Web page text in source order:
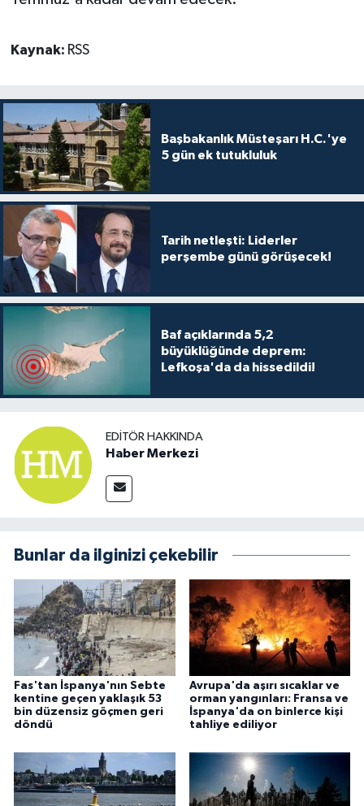
Kaynak: RSS
Başbakanlık Müsteşarı H.C.'ye
5 gün ek tutukluluk
Tarih netleşti: Liderler
perşembe günü görüşecek!
Baf açıklarında 5,2
büyüklüğünde deprem:
Lefkoşa'da da hissedildi!
EDITÖR HAKKINDA
Haber Merkezi
Bunlar da ilginizi çekebilir
Fas'tan İspanya'nın Sebte
kentine geçen yaklaşık 53
bin düzensiz göçmen geri
döndü
Avrupa'da aşırı sıcaklar ve
orman yangınları: Fransa ve
İspanya'da on binlerce kişi
tahliye ediliyor